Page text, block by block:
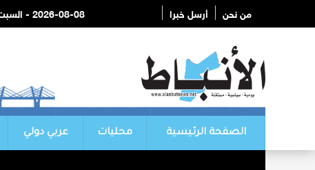
من نحن أرسل خبرا 2026-08-08 - السبت
الصفحة الرئيسية محليات عربي دولي